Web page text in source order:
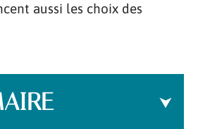
aussi les choix des